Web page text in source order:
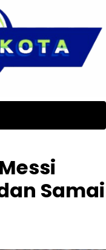
Samai